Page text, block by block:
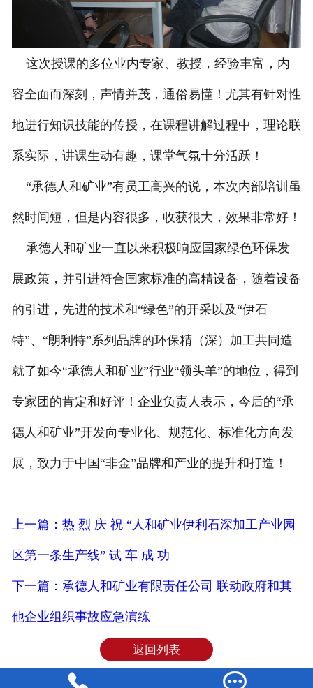
这次授课的多位业内专家、教授，经验丰富，内
容全面而深刻，声情并茂，通俗易懂！尤其有针对性
地进行知识技能的传授，在课程讲解过程中，理论联
系实际，讲课生动有趣，课堂气氛十分活跃！
“承德人和矿业”有员工高兴的说，本次内部培训虽
然时间短，但是内容很多，收获很大，效果非常好！
承德人和矿业一直以来积极响应国家绿色环保发
展政策，并引进符合国家标准的高精设备，随着设备
的引进，先进的技术和“绿色”的开采以及“伊石
特”、“朗利特”系列品牌的环保精（深）加工共同造
就了如今“承德人和矿业”行业“领头羊”的地位，得到
专家团的肯定和好评！企业负责人表示，今后的“承
德人和矿业”开发向专业化、规范化、标准化方向发
展，致力于中国“非金”品牌和产业的提升和打造！
上一篇：热 烈 庆 祝 “人和矿业伊利石深加工产业园
区第一条生产线” 试 车 成 功
下一篇：承德人和矿业有限责任公司 联动政府和其
他企业组织事故应急演练
返回列表
 